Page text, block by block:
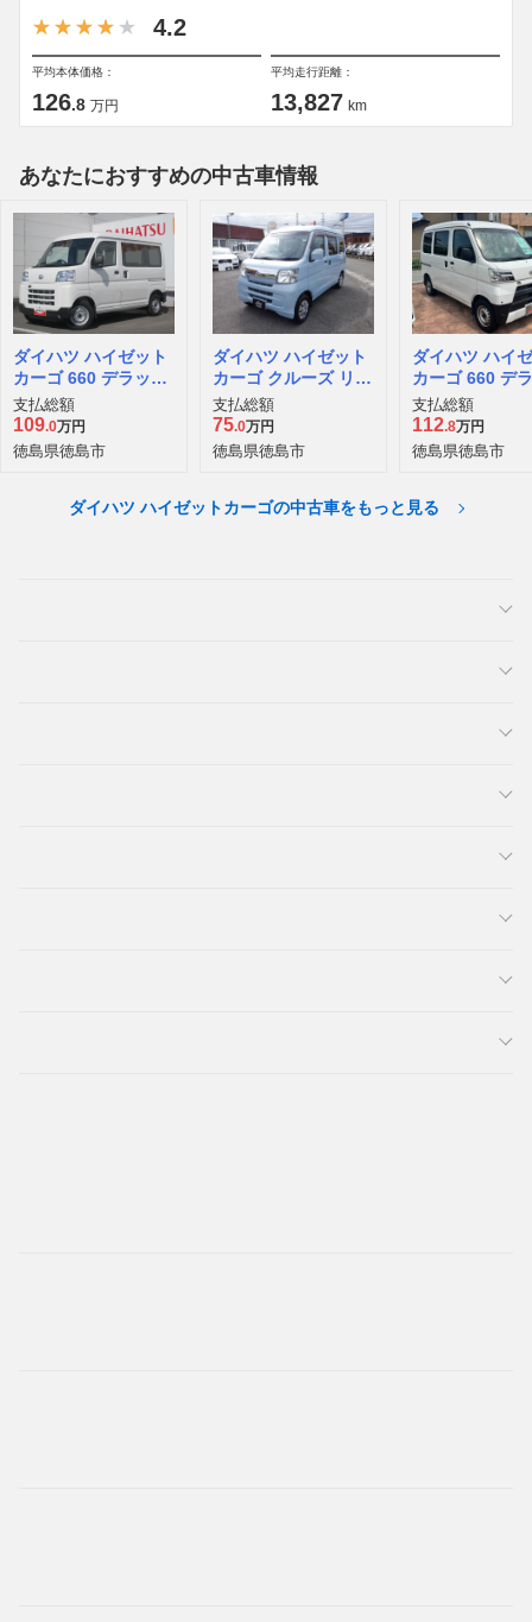
4.2
平均本体価格：
126.8 万円
平均走行距離：
13,827 km
あなたにおすすめの中古車情報
ダイハツ ハイゼット
カーゴ 660 デラック
ス
支払総額
109.0万円
徳島県徳島市
ダイハツ ハイゼット
カーゴ クルーズ リミ
テッド HR走行41000
キロ車
支払総額
75.0万円
徳島県徳島市
ダイハツ ハイ
カーゴ 660 デ
ス SAIII ハイル
支払総額
112.8万円
徳島県徳島市
ダイハツ ハイゼットカーゴの中古車をもっと見る